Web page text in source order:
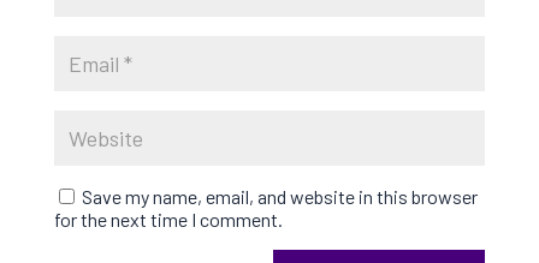
Save my name, email, and website in this browser
for the next time I comment.